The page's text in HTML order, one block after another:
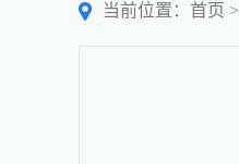
当前位置： 首页 >